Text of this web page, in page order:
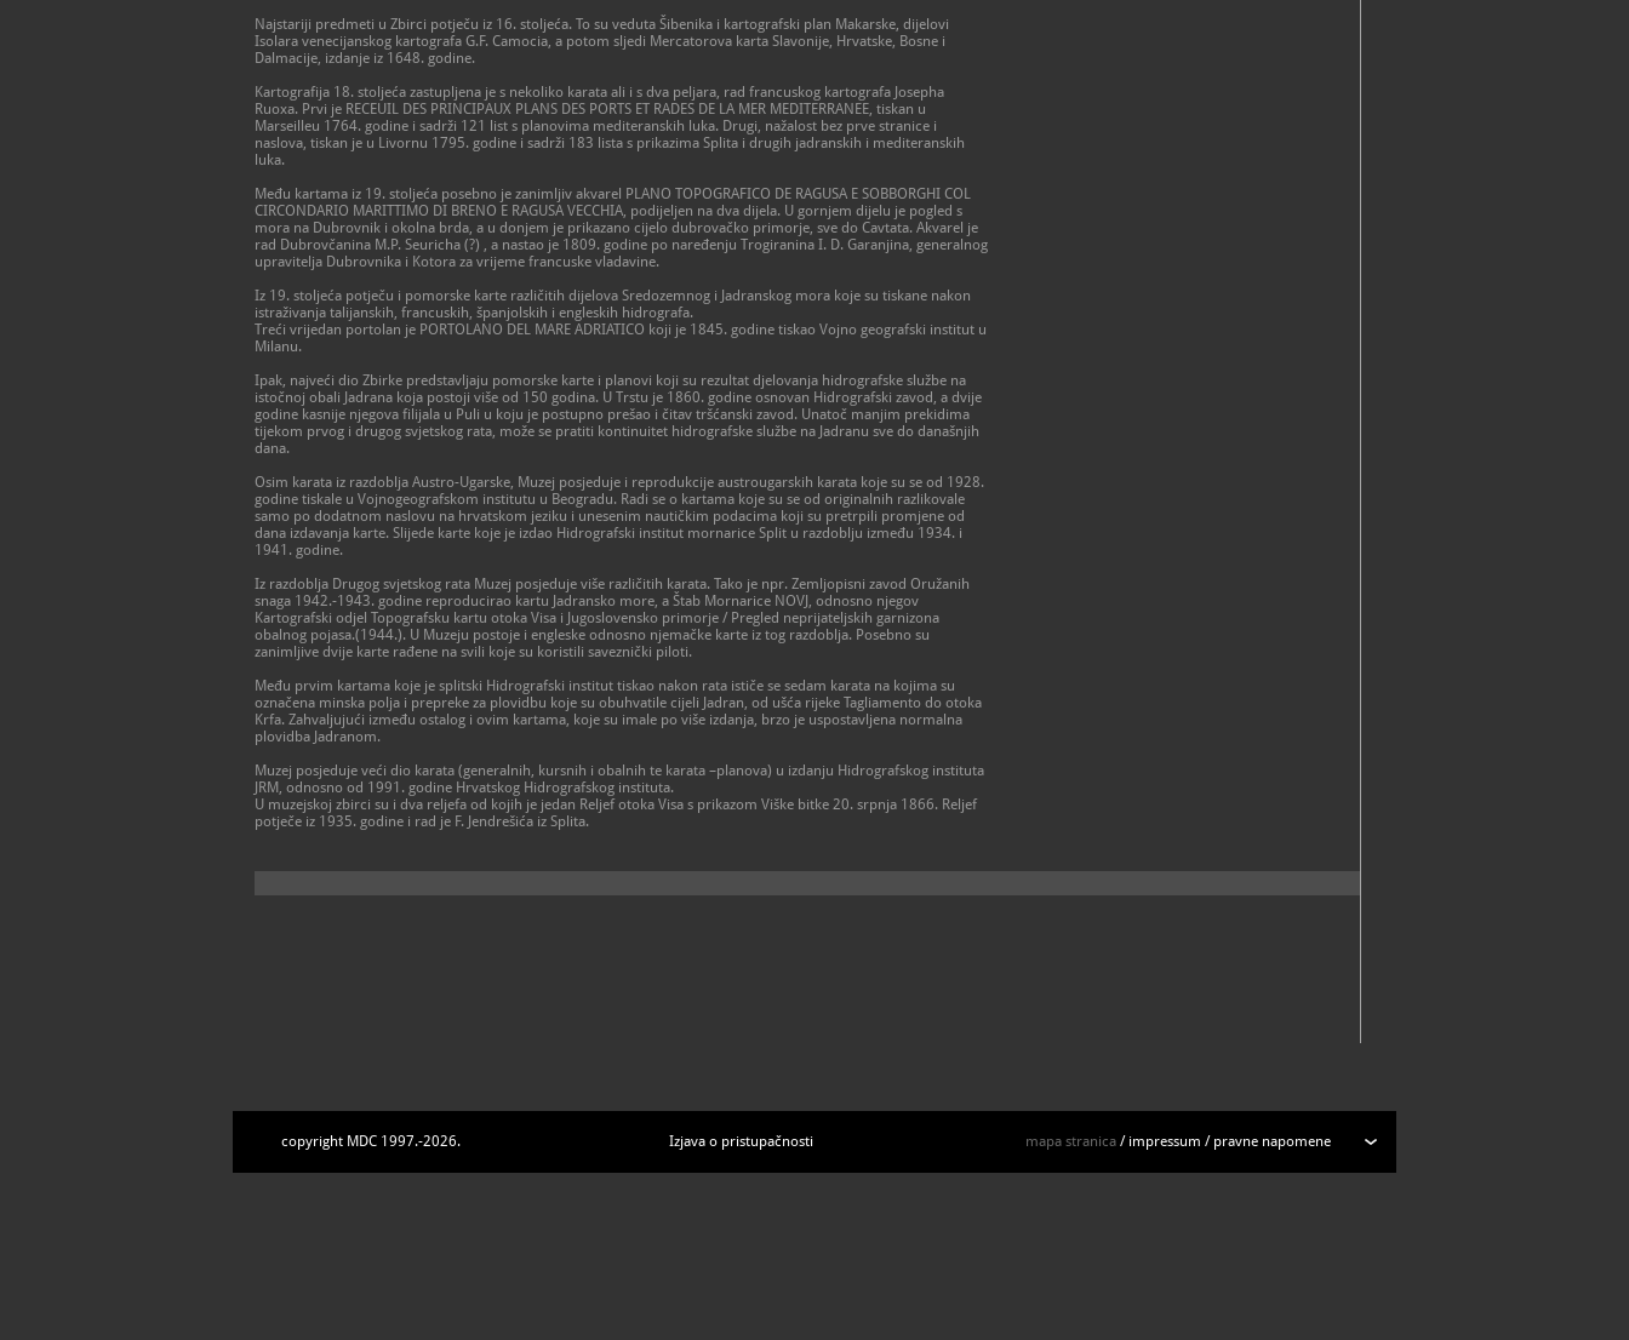
Najstariji predmeti u Zbirci potječu iz 16. stoljeća. To su veduta Šibenika i kartografski plan Makarske, dijelovi
Isolara venecijanskog kartografa G.F. Camocia, a potom sljedi Mercatorova karta Slavonije, Hrvatske, Bosne i
Dalmacije, izdanje iz 1648. godine.
Kartografija 18. stoljeća zastupljena je s nekoliko karata ali i s dva peljara, rad francuskog kartografa Josepha
Ruoxa. Prvi je RECEUIL DES PRINCIPAUX PLANS DES PORTS ET RADES DE LA MER MEDITERRANEE, tiskan u
Marseilleu 1764. godine i sadrži 121 list s planovima mediteranskih luka. Drugi, nažalost bez prve stranice i
naslova, tiskan je u Livornu 1795. godine i sadrži 183 lista s prikazima Splita i drugih jadranskih i mediteranskih
luka.
Među kartama iz 19. stoljeća posebno je zanimljiv akvarel PLANO TOPOGRAFICO DE RAGUSA E SOBBORGHI COL
CIRCONDARIO MARITTIMO DI BRENO E RAGUSA VECCHIA, podijeljen na dva dijela. U gornjem dijelu je pogled s
mora na Dubrovnik i okolna brda, a u donjem je prikazano cijelo dubrovačko primorje, sve do Cavtata. Akvarel je
rad Dubrovčanina M.P. Seuricha (?) , a nastao je 1809. godine po naređenju Trogiranina I. D. Garanjina, generalnog
upravitelja Dubrovnika i Kotora za vrijeme francuske vladavine.
Iz 19. stoljeća potječu i pomorske karte različitih dijelova Sredozemnog i Jadranskog mora koje su tiskane nakon
istraživanja talijanskih, francuskih, španjolskih i engleskih hidrografa.
Treći vrijedan portolan je PORTOLANO DEL MARE ADRIATICO koji je 1845. godine tiskao Vojno geografski institut u
Milanu.
Ipak, najveći dio Zbirke predstavljaju pomorske karte i planovi koji su rezultat djelovanja hidrografske službe na
istočnoj obali Jadrana koja postoji više od 150 godina. U Trstu je 1860. godine osnovan Hidrografski zavod, a dvije
godine kasnije njegova filijala u Puli u koju je postupno prešao i čitav tršćanski zavod. Unatoč manjim prekidima
tijekom prvog i drugog svjetskog rata, može se pratiti kontinuitet hidrografske službe na Jadranu sve do današnjih
dana.
Osim karata iz razdoblja Austro-Ugarske, Muzej posjeduje i reprodukcije austrougarskih karata koje su se od 1928.
godine tiskale u Vojnogeografskom institutu u Beogradu. Radi se o kartama koje su se od originalnih razlikovale
samo po dodatnom naslovu na hrvatskom jeziku i unesenim nautičkim podacima koji su pretrpili promjene od
dana izdavanja karte. Slijede karte koje je izdao Hidrografski institut mornarice Split u razdoblju između 1934. i
1941. godine.
Iz razdoblja Drugog svjetskog rata Muzej posjeduje više različitih karata. Tako je npr. Zemljopisni zavod Oružanih
snaga 1942.-1943. godine reproducirao kartu Jadransko more, a Štab Mornarice NOVJ, odnosno njegov
Kartografski odjel Topografsku kartu otoka Visa i Jugoslovensko primorje / Pregled neprijateljskih garnizona
obalnog pojasa.(1944.). U Muzeju postoje i engleske odnosno njemačke karte iz tog razdoblja. Posebno su
zanimljive dvije karte rađene na svili koje su koristili saveznički piloti.
Među prvim kartama koje je splitski Hidrografski institut tiskao nakon rata ističe se sedam karata na kojima su
označena minska polja i prepreke za plovidbu koje su obuhvatile cijeli Jadran, od ušća rijeke Tagliamento do otoka
Krfa. Zahvaljujući između ostalog i ovim kartama, koje su imale po više izdanja, brzo je uspostavljena normalna
plovidba Jadranom.
Muzej posjeduje veći dio karata (generalnih, kursnih i obalnih te karata –planova) u izdanju Hidrografskog instituta
JRM, odnosno od 1991. godine Hrvatskog Hidrografskog instituta.
U muzejskoj zbirci su i dva reljefa od kojih je jedan Reljef otoka Visa s prikazom Viške bitke 20. srpnja 1866. Reljef
potječe iz 1935. godine i rad je F. Jendrešića iz Splita.
copyright MDC 1997.-2026. Izjava o pristupačnosti mapa stranica / impressum / pravne napomene